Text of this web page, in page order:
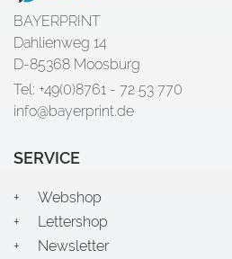
BAYERPRINT
Dahlienweg 14
D-85368 Moosburg
Tel: +49(0)8761 - 72 53 770
info@bayerprint.de
SERVICE
Webshop
Lettershop
Newsletter